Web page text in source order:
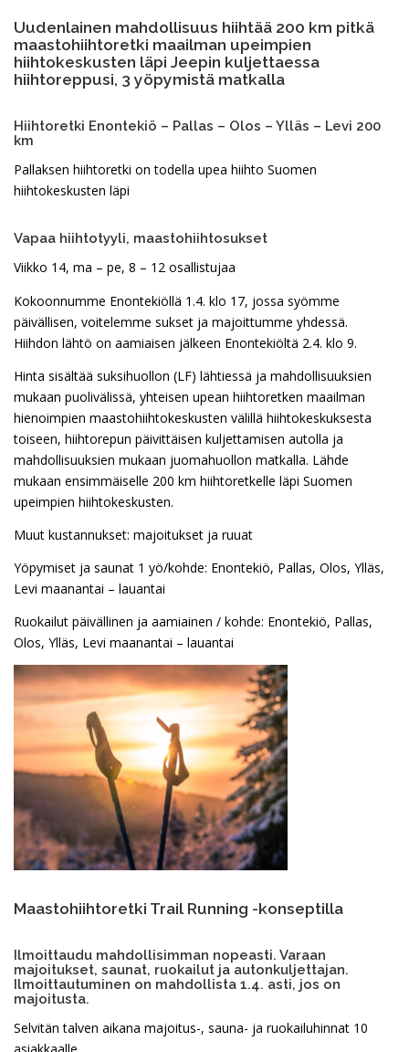
Uudenlainen mahdollisuus hiihtää 200 km pitkä
maastohiihtoretki maailman upeimpien
hiihtokeskusten läpi Jeepin kuljettaessa
hiihtoreppusi, 3 yöpymistä matkalla
Hiihtoretki Enontekiö – Pallas – Olos – Ylläs – Levi 200
km
Pallaksen hiihtoretki on todella upea hiihto Suomen
hiihtokeskusten läpi
Vapaa hiihtotyyli, maastohiihtosukset
Viikko 14, ma – pe, 8 – 12 osallistujaa
Kokoonnumme Enontekiöllä 1.4. klo 17, jossa syömme
päivällisen, voitelemme sukset ja majoittumme yhdessä.
Hiihdon lähtö on aamiaisen jälkeen Enontekiöltä 2.4. klo 9.
Hinta sisältää suksihuollon (LF) lähtiessä ja mahdollisuuksien
mukaan puolivälissä, yhteisen upean hiihtoretken maailman
hienoimpien maastohiihtokeskusten välillä hiihtokeskuksesta
toiseen, hiihtorepun päivittäisen kuljettamisen autolla ja
mahdollisuuksien mukaan juomahuollon matkalla. Lähde
mukaan ensimmäiselle 200 km hiihtoretkelle läpi Suomen
upeimpien hiihtokeskusten.
Muut kustannukset: majoitukset ja ruuat
Yöpymiset ja saunat 1 yö/kohde: Enontekiö, Pallas, Olos, Ylläs,
Levi maanantai – lauantai
Ruokailut päivällinen ja aamiainen / kohde: Enontekiö, Pallas,
Olos, Ylläs, Levi maanantai – lauantai
Maastohiihtoretki Trail Running -konseptilla
Ilmoittaudu mahdollisimman nopeasti. Varaan
majoitukset, saunat, ruokailut ja autonkuljettajan.
Ilmoittautuminen on mahdollista 1.4. asti, jos on
majoitusta.
Selvitän talven aikana majoitus-, sauna- ja ruokailuhinnat 10